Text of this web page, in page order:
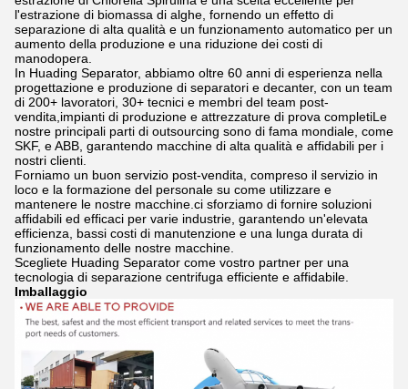
l'estrazione di biomassa di alghe, fornendo un effetto di
separazione di alta qualità e un funzionamento automatico per un
aumento della produzione e una riduzione dei costi di
manodopera.
In Huading Separator, abbiamo oltre 60 anni di esperienza nella
progettazione e produzione di separatori e decanter, con un team
di 200+ lavoratori, 30+ tecnici e membri del team post-
vendita,impianti di produzione e attrezzature di prova completiLe
nostre principali parti di outsourcing sono di fama mondiale, come
SKF, e ABB, garantendo macchine di alta qualità e affidabili per i
nostri clienti.
Forniamo un buon servizio post-vendita, compreso il servizio in
loco e la formazione del personale su come utilizzare e
mantenere le nostre macchine.ci sforziamo di fornire soluzioni
affidabili ed efficaci per varie industrie, garantendo un'elevata
efficienza, bassi costi di manutenzione e una lunga durata di
funzionamento delle nostre macchine.
Scegliete Huading Separator come vostro partner per una
tecnologia di separazione centrifuga efficiente e affidabile.
Imballaggio